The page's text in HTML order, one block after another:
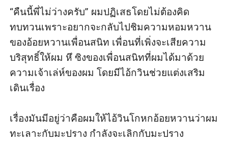
“คืนนี้พี่ไม่ว่างครับ” ผมปฏิเสธโดยไม่ต้องคิด
ทบทวนเพราะอยากจะกลับไปชิมความหอมหวาน
ของอ้อยหวานเพื่อนสนิท เพื่อนที่เพิ่งจะเสียความ
บริสุทธิ์ให้ผม หึ ซิงของเพื่อนสนิทที่ผมได้มาด้วย
ความเจ้าเล่ห์ของผม โดยมีไอ้กวินช่วยแต่งเสริม
เดินเรื่อง
เรื่องมันมีอยู่ว่าคือผมให้ไอ้วินโกหกอ้อยหวานว่าผม
ทะเลาะกับมะปราง กำลังจะเลิกกับมะปราง